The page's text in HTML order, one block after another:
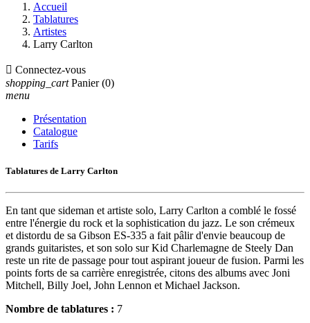
Accueil
Tablatures
Artistes
Larry Carlton
 Connectez-vous
shopping_cart Panier (0)
menu
Présentation
Catalogue
Tarifs
Tablatures de Larry Carlton
En tant que sideman et artiste solo, Larry Carlton a comblé le fossé
entre l'énergie du rock et la sophistication du jazz. Le son crémeux
et distordu de sa Gibson ES-335 a fait pâlir d'envie beaucoup de
grands guitaristes, et son solo sur Kid Charlemagne de Steely Dan
reste un rite de passage pour tout aspirant joueur de fusion. Parmi les
points forts de sa carrière enregistrée, citons des albums avec Joni
Mitchell, Billy Joel, John Lennon et Michael Jackson.
Nombre de tablatures : 7